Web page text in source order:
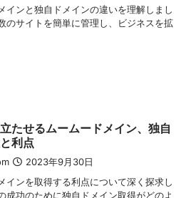
インと独自ドメインの違いを理解しまし
のサイトを簡単に管理し、ビジネスを拡
たせるムームードメイン、独自
利点
2023年9月30日
インを取得する利点について深く探求し
成功のために独自ドメイン取得がどのよ